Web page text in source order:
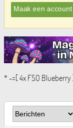
Maak een
* -=[ 4x FSO